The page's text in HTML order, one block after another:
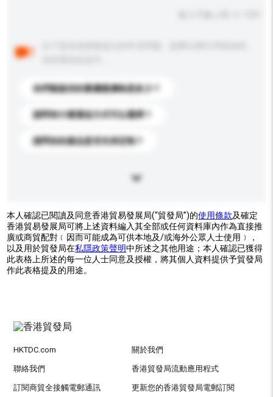
你們能提供的最優惠價格是多少？
請問有什麼運送方式可以選擇？
請問你的產品是否支持定制？
本人確認已閱讀及同意香港貿易發展局(“貿發局”)的使用條款及確定
香港貿易發展局可將上述資料編入其全部或任何資料庫內作為直接推
廣或商貿配對﹝因而可能成為可供本地及/或海外公眾人士使用﹞，
以及用於貿發局在私隱政策聲明中所述之其他用途；本人確認已獲得
此表格上所述的每一位人士同意及授權，將其個人資料提供予貿發局
作此表格提及的用途。
HKTDC.com 關於我們
聯絡我們 香港貿發局流動應用程式
訂閱商貿全接觸電郵通訊 更新您的香港貿發局電郵訂閱